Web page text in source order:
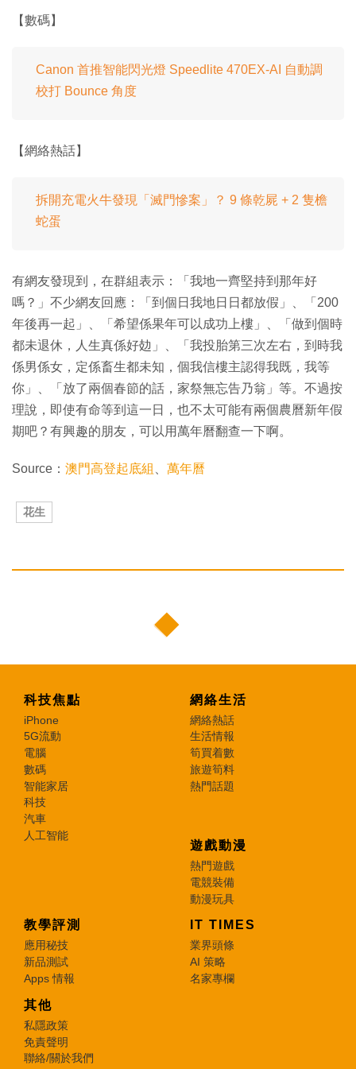
【數碼】
Canon 首推智能閃光燈 Speedlite 470EX-AI 自動調
校打 Bounce 角度
【網絡熱話】
拆開充電火牛發現「滅門慘案」？ 9 條乾屍 + 2 隻檐
蛇蛋
有網友發現到，在群組表示：「我地一齊堅持到那年好
嗎？」不少網友回應：「到個日我地日日都放假」、「200
年後再一起」、「希望係果年可以成功上樓」、「做到個時
都未退休，人生真係好攰」、「我投胎第三次左右，到時我
係男係女，定係畜生都未知，個我信樓主認得我既，我等
你」、「放了兩個春節的話，家祭無忘告乃翁」等。不過按
理說，即使有命等到這一日，也不太可能有兩個農曆新年假
期吧？有興趣的朋友，可以用萬年曆翻查一下啊。
Source： 澳門高登起底組 萬年曆
花生
科技焦點
iPhone
5G流動
電腦
數碼
智能家居
科技
汽車
人工智能
網絡生活
網絡熱話
生活情報
筍買着數
旅遊筍料
熱門話題
遊戲動漫
熱門遊戲
電競裝備
動漫玩具
教學評測
應用秘技
新品測試
Apps 情報
IT TIMES
業界頭條
AI 策略
名家專欄
其他
私隱政策
免責聲明
聯絡/關於我們